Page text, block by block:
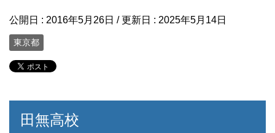
公開日 : 2016年5月26日 / 更新日 : 2025年5月14日
東京都
田無高校